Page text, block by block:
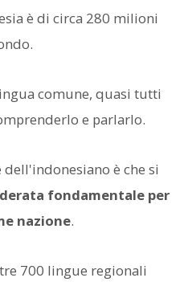
è di circa 280 milioni
comune, quasi tutti
e parlarlo.
è che si
fondamentale per
nazione.
700 lingue regionali